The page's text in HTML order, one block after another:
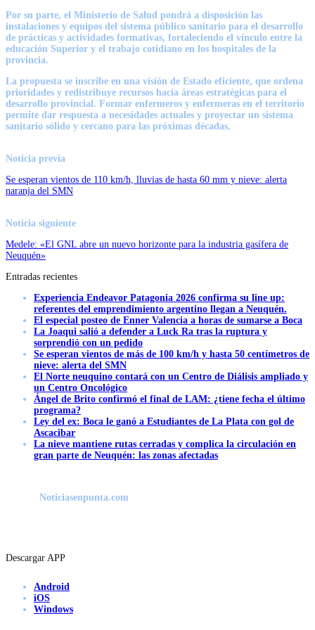
Por su parte, el Ministerio de Salud pondrá a disposición las
instalaciones y equipos del sistema público sanitario para el desarrollo
de prácticas y actividades formativas, fortaleciendo el vínculo entre la
educación Superior y el trabajo cotidiano en los hospitales de la
provincia.
La propuesta se inscribe en una visión de Estado eficiente, que ordena
prioridades y redistribuye recursos hacia áreas estratégicas para el
desarrollo provincial. Formar enfermeros y enfermeras en el territorio
permite dar respuesta a necesidades actuales y proyectar un sistema
sanitario sólido y cercano para las próximas décadas.
Noticia previa
Se esperan vientos de 110 km/h, lluvias de hasta 60 mm y nieve: alerta
naranja del SMN
Noticia siguiente
Medele: «El GNL abre un nuevo horizonte para la industria gasífera de
Neuquén»
Entradas recientes
Experiencia Endeavor Patagonia 2026 confirma su line up:
referentes del emprendimiento argentino llegan a Neuquén.
El especial posteo de Enner Valencia a horas de sumarse a Boca
La Joaqui salió a defender a Luck Ra tras la ruptura y
sorprendió con un pedido
Se esperan vientos de más de 100 km/h y hasta 50 centímetros de
nieve: alerta del SMN
El Norte neuquino contará con un Centro de Diálisis ampliado y
un Centro Oncológico
Ángel de Brito confirmó el final de LAM: ¿tiene fecha el último
programa?
Ley del ex: Boca le ganó a Estudiantes de La Plata con gol de
Ascacibar
La nieve mantiene rutas cerradas y complica la circulación en
gran parte de Neuquén: las zonas afectadas
Noticiasenpunta.com
Descargar APP
Android
iOS
Windows